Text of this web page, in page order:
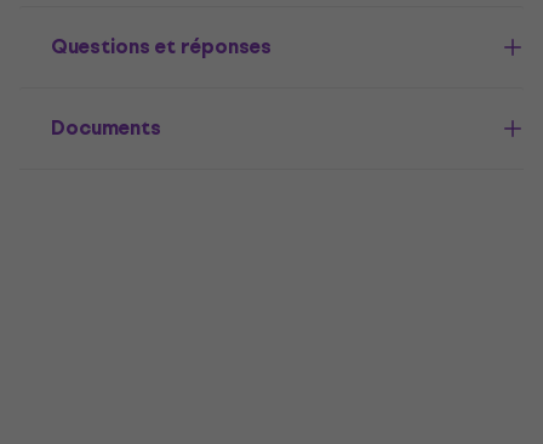
Questions et réponses
Documents